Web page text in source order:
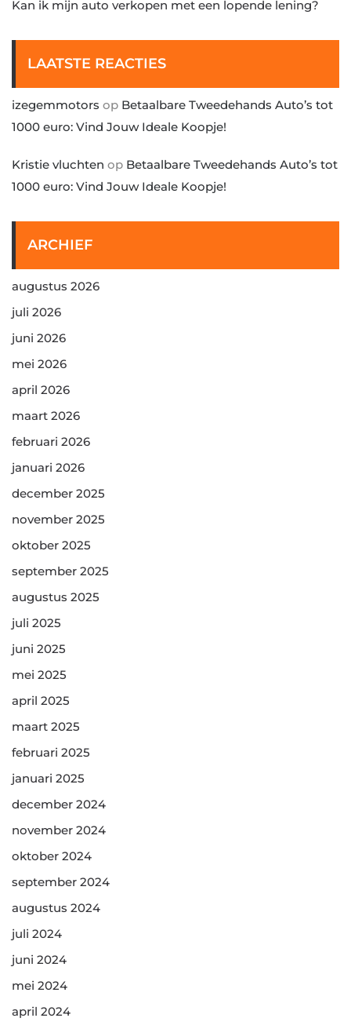
Kan ik mijn auto verkopen met een lopende lening?
LAATSTE REACTIES
izegemmotors op Betaalbare Tweedehands Auto’s tot
1000 euro: Vind Jouw Ideale Koopje!
Kristie vluchten op Betaalbare Tweedehands Auto’s tot
1000 euro: Vind Jouw Ideale Koopje!
ARCHIEF
augustus 2026
juli 2026
juni 2026
mei 2026
april 2026
maart 2026
februari 2026
januari 2026
december 2025
november 2025
oktober 2025
september 2025
augustus 2025
juli 2025
juni 2025
mei 2025
april 2025
maart 2025
februari 2025
januari 2025
december 2024
november 2024
oktober 2024
september 2024
augustus 2024
juli 2024
juni 2024
mei 2024
april 2024